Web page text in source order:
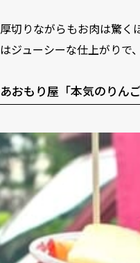
厚切りながらもお肉は驚く
はジューシーな仕上がりで
あおもり屋「本気のりん